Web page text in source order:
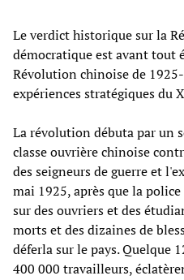
Le verdict historique sur la
démocratique est avant tout
Révolution chinoise de
expériences stratégiques du
La révolution débuta par un
classe ouvrière chinoise
des seigneurs de guerre et
mai 1925, après que la
sur des ouvriers et des
morts et des dizaines de
déferla sur le pays. Quelque
400 000 travailleurs,